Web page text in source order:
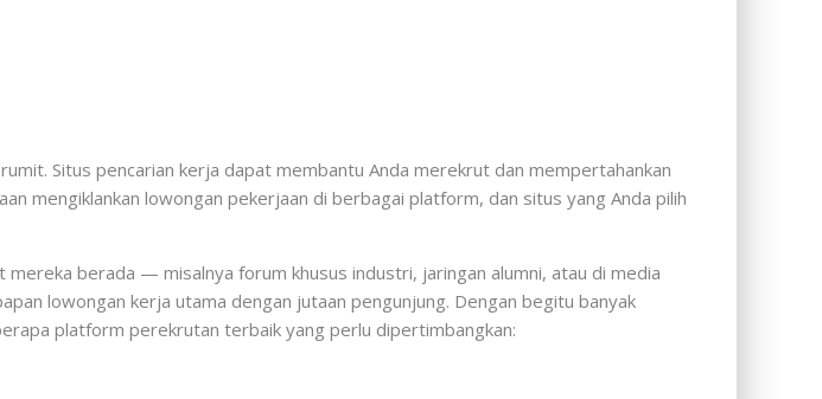
Situs pencarian kerja dapat membantu Anda merekrut dan mempertahankan
mengiklankan lowongan pekerjaan di berbagai platform, dan situs yang Anda pilih
berada — misalnya forum khusus industri, jaringan alumni, atau di media
lowongan kerja utama dengan jutaan pengunjung. Dengan begitu banyak
platform perekrutan terbaik yang perlu dipertimbangkan: